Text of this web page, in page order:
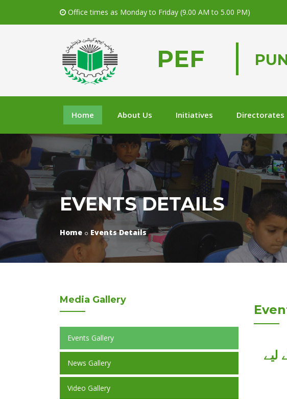
Office times as Monday to Friday (9.00 AM to 5.00 PM)
PEF
Home About Us Initiatives Directorates
EVENTS DETAILS
Home Events Details
Media Gallery
Events Gallery
News Gallery
Video Gallery
لیے